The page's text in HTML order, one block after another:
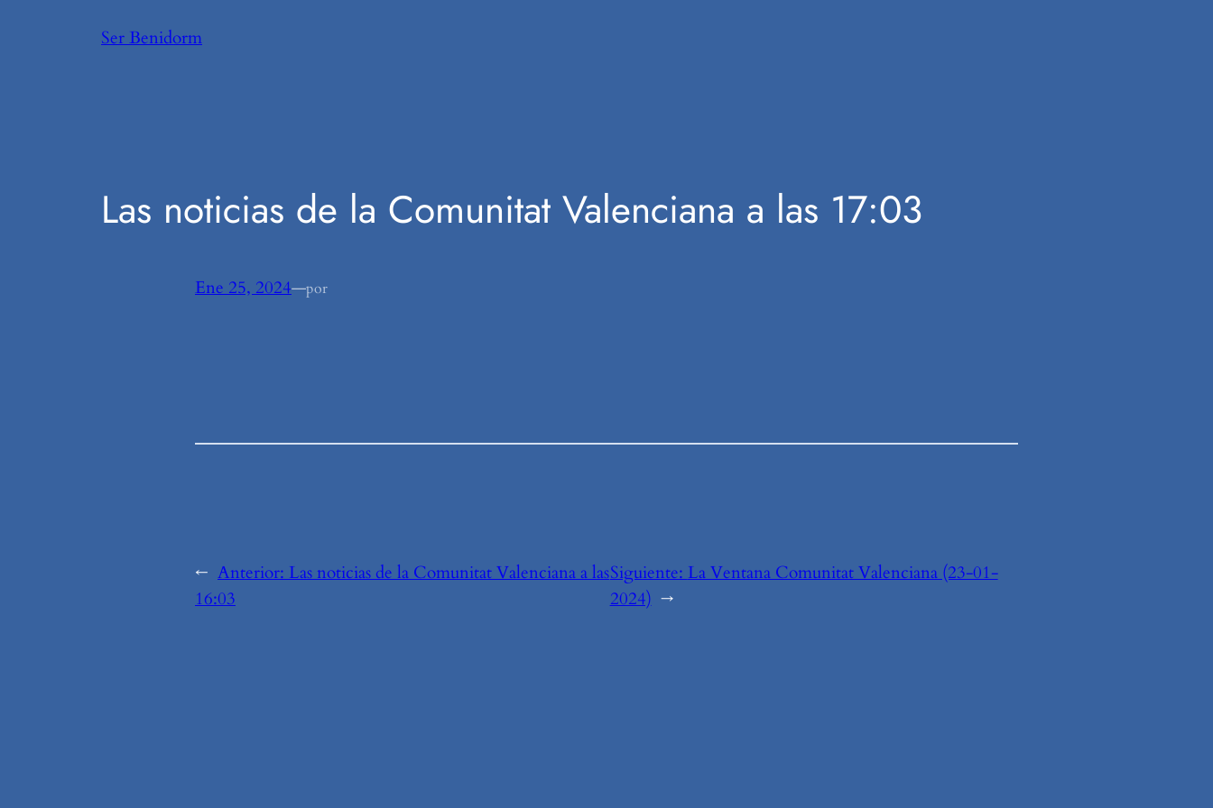
Ser Benidorm
Las noticias de la Comunitat Valenciana a las 17:03
Ene 25, 2024—por
← Anterior: Las noticias de la Comunitat Valenciana a las
16:03
Siguiente: La Ventana Comunitat Valenciana (23-01-
2024) →